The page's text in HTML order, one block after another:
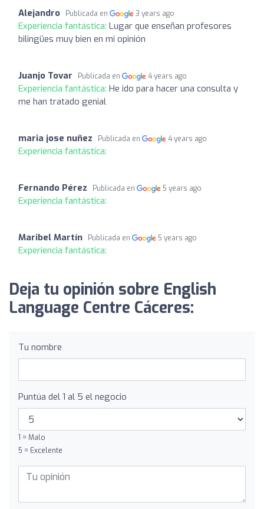
Alejandro Publicada en 3 years ago
Experiencia fantástica: Lugar que enseñan profesores
bilingües muy bien en mi opinión
Juanjo Tovar Publicada en 4 years ago
Experiencia fantástica: He ido para hacer una consulta y
me han tratado genial
maria jose nuñez Publicada en 4 years ago
Experiencia fantástica:
Fernando Pérez Publicada en 5 years ago
Experiencia fantástica:
Maribel Martín Publicada en 5 years ago
Experiencia fantástica:
Deja tu opinión sobre English
Language Centre Cáceres:
Tu nombre
Puntúa del 1 al 5 el negocio
1 = Malo
5 = Excelente